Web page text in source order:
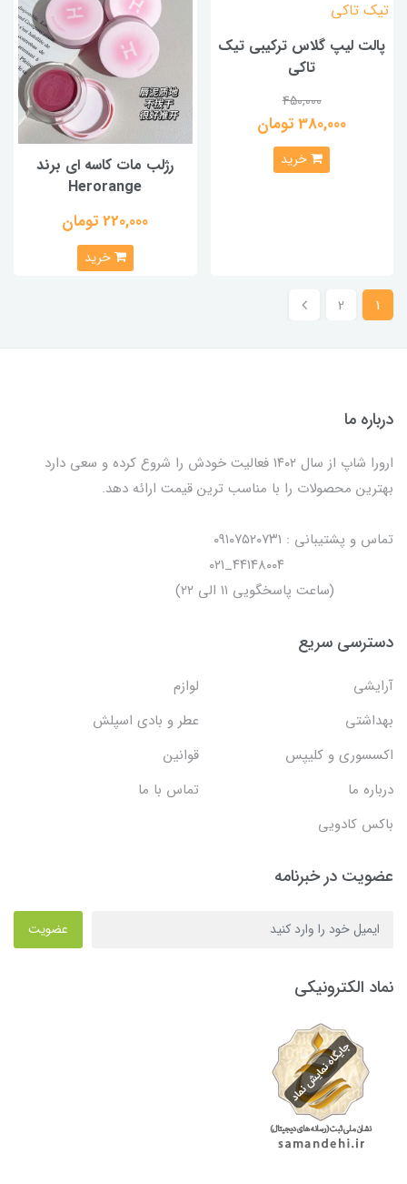
پالت لیپ گلاس ترکیبی تیک
تاکی
450,000
380,000 تومان
خرید
رژلب مات کاسه ای برند
Herorange
220,000 تومان
خرید
1
2
درباره ما
ارورا شاپ از سال ۱۴۰۲ فعالیت خودش را شروع کرده و سعی دارد
بهترین محصولات را با مناسب ترین قیمت ارائه دهد.
تماس و پشتیبانی : ۰۹۱۰۷۵۲۰۷۳۱
(ساعت پاسخگویی ۱۱ الی ۲۲)
دسترسی سریع
آرایشی
لوازم
بهداشتی
عطر و بادی اسپلش
اکسسوری و کلیپس
قوانین
درباره ما
تماس با ما
باکس کادویی
عضویت در خبرنامه
عضویت
نماد الکترونیکی